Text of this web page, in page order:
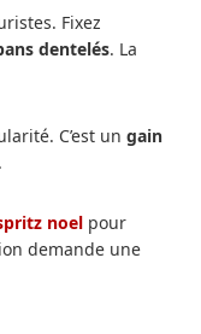
Fixez
dentelés. La
C’est un gain
noelpour
demande une